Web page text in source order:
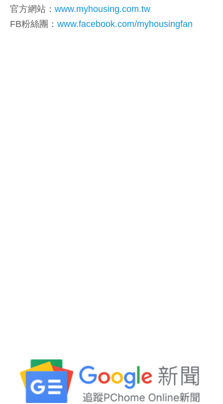
官方網站： www.myhousing.com.tw
FB粉絲團： www.facebook.com/myhousingfan